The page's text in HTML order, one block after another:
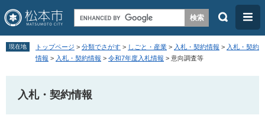
ペ
ジ
メ
ュ
検
メ
ニ
ュ
現在地 トップページ > 分類でさがす > しごと・産業 > 入札・契約情報 > 入札・契約
情報 > 入札・契約情報 > 令和7年度入札情報 > 意向調査等
入札・契約情報